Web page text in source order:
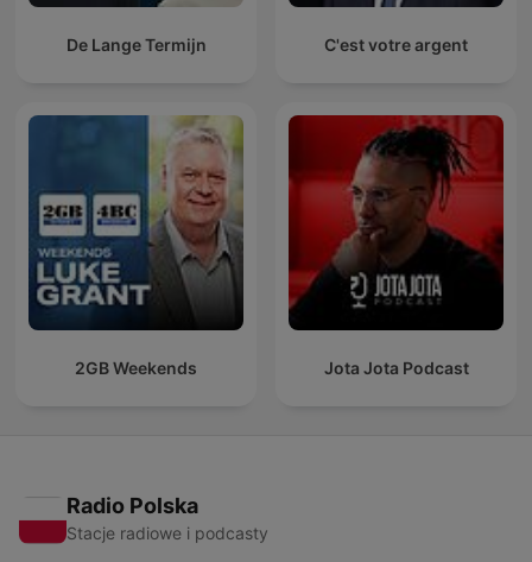
De Lange Termijn C'est votre argent
2GB Weekends Jota Jota Podcast
Radio Polska
Stacje radiowe i podcasty